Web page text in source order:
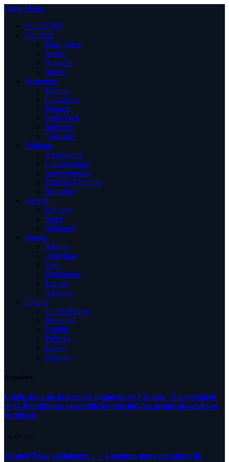
Close Menu
A LA UNE
Actualité
Flash Infos
Justice
National
Sports
Economie
Banque
Commerce
Finance
High-Tech
Industrie
Tourisme
Politique
Association
Communiqué
gouvernement
Droit de l’homme
Ministère
Société
Enfance
Santé
Solidarité
Monde
Afrique
Amérique
Asie
Diplomatie
Europe
Australia
Culture
Condoléances
Proximité
Famille
Podcast
Livres
Histoire
Actualités
Célébration de la journée nationale de l’Armée : Le président
de la République rassemble les retraités,les grands invalides et
les blessés
5 AOÛT 2026
Ahmed Tessa pédagogue : » 4 langues pour un enfant du